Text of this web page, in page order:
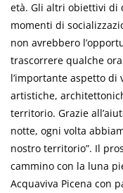
età. Gli altri obiettivi di
momenti di
non avrebbero
trascorrere qualche
l’importante aspetto di
artistiche,
territorio. Grazie
notte, ogni volta
nostro territorio”. Il
cammino con la luna
Acquaviva Picena con